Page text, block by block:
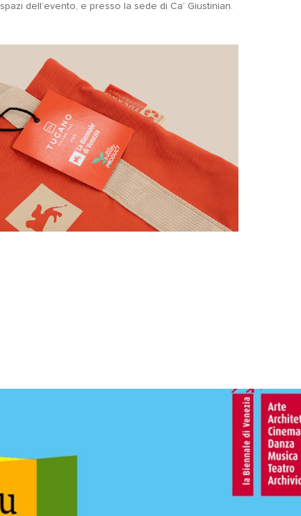
dell’evento, e presso la sede di Ca’ Giustinian.